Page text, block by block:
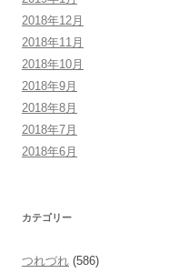
2018年12月
2018年11月
2018年10月
2018年9月
2018年8月
2018年7月
2018年6月
カテゴリー
つれづれ (586)